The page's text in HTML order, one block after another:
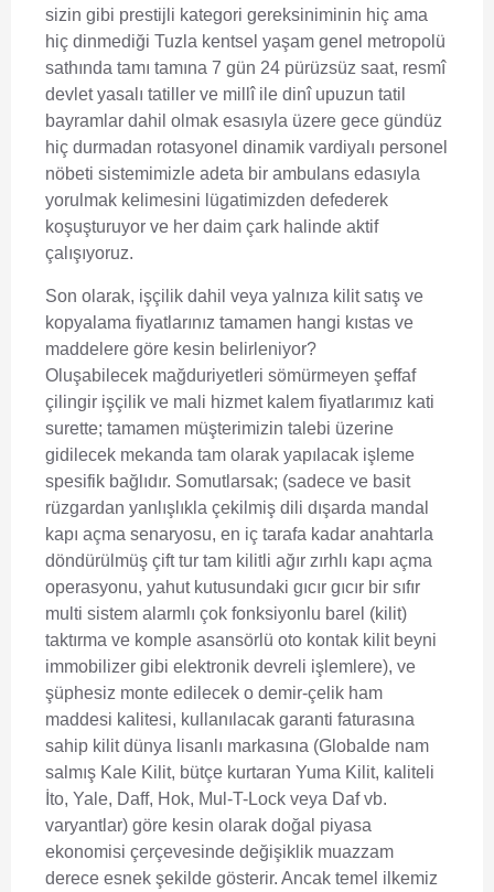
sizin gibi prestijli kategori gereksiniminin hiç ama
hiç dinmediği Tuzla kentsel yaşam genel metropolü
sathında tamı tamına 7 gün 24 pürüzsüz saat, resmî
devlet yasalı tatiller ve millî ile dinî upuzun tatil
bayramlar dahil olmak esasıyla üzere gece gündüz
hiç durmadan rotasyonel dinamik vardiyalı personel
nöbeti sistemimizle adeta bir ambulans edasıyla
yorulmak kelimesini lügatimizden defederek
koşuşturuyor ve her daim çark halinde aktif
çalışıyoruz.
Son olarak, işçilik dahil veya yalnıza kilit satış ve
kopyalama fiyatlarınız tamamen hangi kıstas ve
maddelere göre kesin belirleniyor?
Oluşabilecek mağduriyetleri sömürmeyen şeffaf
çilingir işçilik ve mali hizmet kalem fiyatlarımız kati
surette; tamamen müşterimizin talebi üzerine
gidilecek mekanda tam olarak yapılacak işleme
spesifik bağlıdır. Somutlarsak; (sadece ve basit
rüzgardan yanlışlıkla çekilmiş dili dışarda mandal
kapı açma senaryosu, en iç tarafa kadar anahtarla
döndürülmüş çift tur tam kilitli ağır zırhlı kapı açma
operasyonu, yahut kutusundaki gıcır gıcır bir sıfır
multi sistem alarmlı çok fonksiyonlu barel (kilit)
taktırma ve komple asansörlü oto kontak kilit beyni
immobilizer gibi elektronik devreli işlemlere), ve
şüphesiz monte edilecek o demir-çelik ham
maddesi kalitesi, kullanılacak garanti faturasına
sahip kilit dünya lisanlı markasına (Globalde nam
salmış Kale Kilit, bütçe kurtaran Yuma Kilit, kaliteli
İto, Yale, Daff, Hok, Mul-T-Lock veya Daf vb.
varyantlar) göre kesin olarak doğal piyasa
ekonomisi çerçevesinde değişiklik muazzam
derece esnek şekilde gösterir. Ancak temel ilkemiz